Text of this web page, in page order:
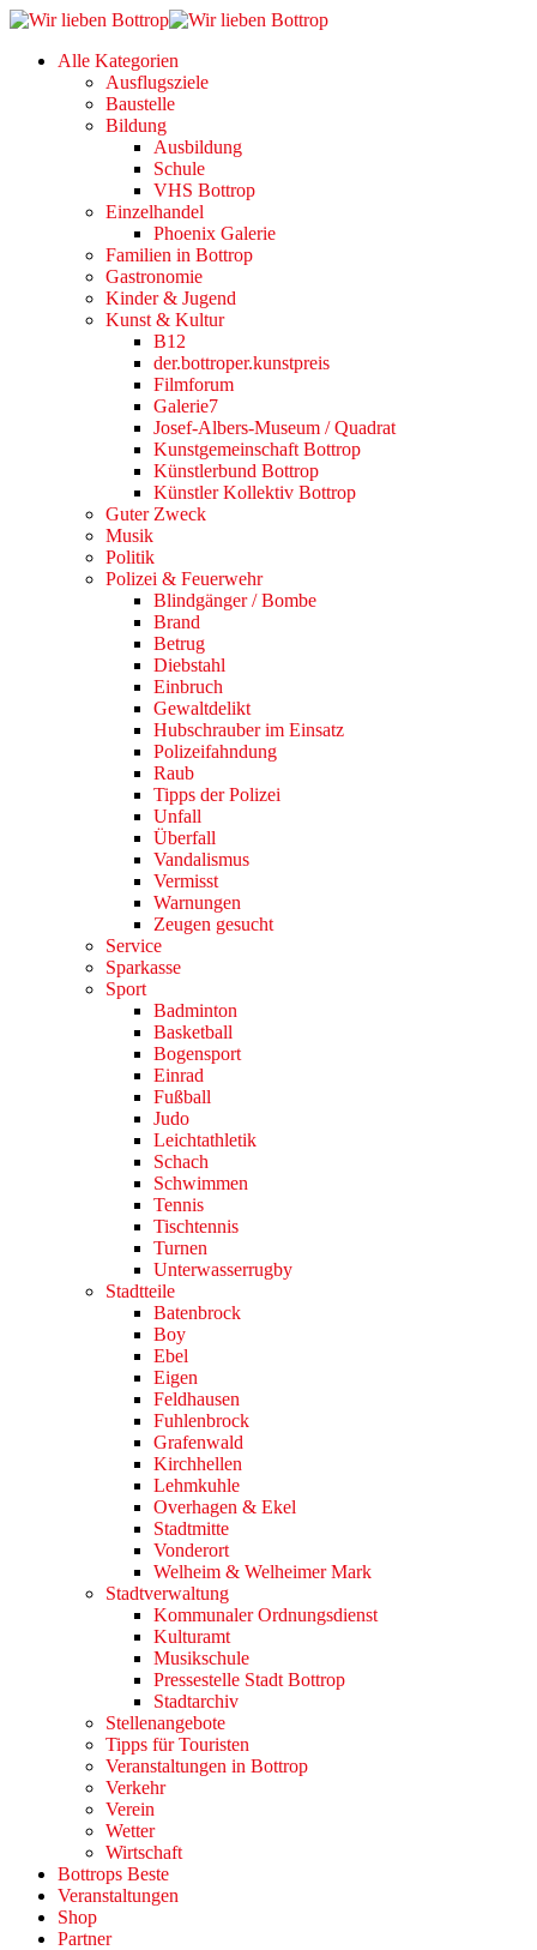
Alle Kategorien
Ausflugsziele
Baustelle
Bildung
Ausbildung
Schule
VHS Bottrop
Einzelhandel
Phoenix Galerie
Familien in Bottrop
Gastronomie
Kinder & Jugend
Kunst & Kultur
B12
der.bottroper.kunstpreis
Filmforum
Galerie7
Josef-Albers-Museum / Quadrat
Kunstgemeinschaft Bottrop
Künstlerbund Bottrop
Künstler Kollektiv Bottrop
Guter Zweck
Musik
Politik
Polizei & Feuerwehr
Blindgänger / Bombe
Brand
Betrug
Diebstahl
Einbruch
Gewaltdelikt
Hubschrauber im Einsatz
Polizeifahndung
Raub
Tipps der Polizei
Unfall
Überfall
Vandalismus
Vermisst
Warnungen
Zeugen gesucht
Service
Sparkasse
Sport
Badminton
Basketball
Bogensport
Einrad
Fußball
Judo
Leichtathletik
Schach
Schwimmen
Tennis
Tischtennis
Turnen
Unterwasserrugby
Stadtteile
Batenbrock
Boy
Ebel
Eigen
Feldhausen
Fuhlenbrock
Grafenwald
Kirchhellen
Lehmkuhle
Overhagen & Ekel
Stadtmitte
Vonderort
Welheim & Welheimer Mark
Stadtverwaltung
Kommunaler Ordnungsdienst
Kulturamt
Musikschule
Pressestelle Stadt Bottrop
Stadtarchiv
Stellenangebote
Tipps für Touristen
Veranstaltungen in Bottrop
Verkehr
Verein
Wetter
Wirtschaft
Bottrops Beste
Veranstaltungen
Shop
Partner